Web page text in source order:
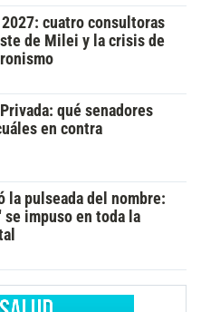
2027: cuatro consultoras
de Milei y la crisis de
qué senadores
en contra
la pulseada del nombre:
se impuso en toda la